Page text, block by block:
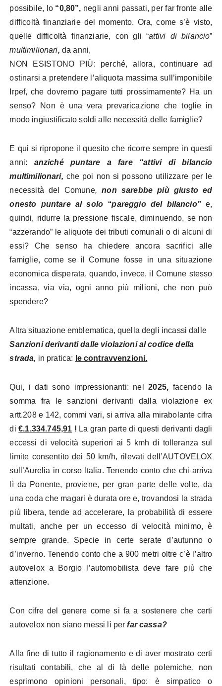
possibile, lo “0,80”, negli anni passati, per far fronte alle
difficoltà finanziarie del momento. Ora, come s’è visto,
quelle difficoltà finanziarie, con gli “attivi di bilancio”
multimilionari, da anni,
NON ESISTONO PIÙ: perché, allora, continuare ad
ostinarsi a pretendere l’aliquota massima sull’imponibile
Irpef, che dovremo pagare tutti prossimamente? Ha un
senso? Non è una vera prevaricazione che toglie in
modo ingiustificato soldi alle necessità delle famiglie?
E qui si ripropone il quesito che ricorre sempre in questi
anni: anziché puntare a fare “attivi di bilancio
multimilionari, che poi non si possono utilizzare per le
necessità del Comune,non sarebbe più giusto ed
onesto puntare al solo “pareggio del bilancio”e,
quindi, ridurre la pressione fiscale, diminuendo, se non
“azzerando” le aliquote dei tributi comunali o di alcuni di
essi? Che senso ha chiedere ancora sacrifici alle
famiglie, come se il Comune fosse in una situazione
economica disperata, quando, invece, il Comune stesso
incassa, via via, ogni anno più milioni, che non può
spendere?
Altra situazione emblematica, quella degli incassi dalle
Sanzioni derivanti dalle violazioni al codice della
strada, in pratica: le contravvenzioni.
Qui, i dati sono impressionanti: nel2025, facendo la
somma fra le sanzioni derivanti dalla violazione ex
artt.208 e 142, commi vari, si arriva alla mirabolante cifra
di€.1.334.745,91 ! La gran parte di questi derivanti dagli
eccessi di velocità superiori ai 5 kmh di tolleranza sul
limite consentito dei 50 km/h, rilevati dell’AUTOVELOX
sull’Aurelia in corso Italia. Tenendo conto che chi arriva
lì da Ponente, proviene, per gran parte delle volte, da
una coda che magari è durata ore e, trovandosi la strada
più libera, tende ad accelerare, la probabilità di essere
multati, anche per un eccesso di velocità minimo, è
sempre grande. Specie in certe serate d’autunno o
d’inverno. Tenendo conto che a 900 metri oltre c’è l’altro
autovelox a Borgio l’automobilista deve fare più che
attenzione.
Con cifre del genere come si fa a sostenere che certi
autovelox non siano messi lì perfar cassa?
Alla fine di tutto il ragionamento e di aver mostrato certi
risultati contabili, che al di là delle polemiche, non
esprimono opinioni personali, tipo: è simpatico o